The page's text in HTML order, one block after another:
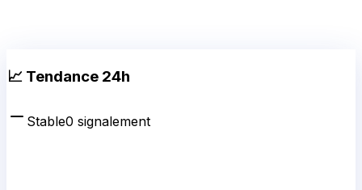
📈 Tendance 24h
Stable0 signalement